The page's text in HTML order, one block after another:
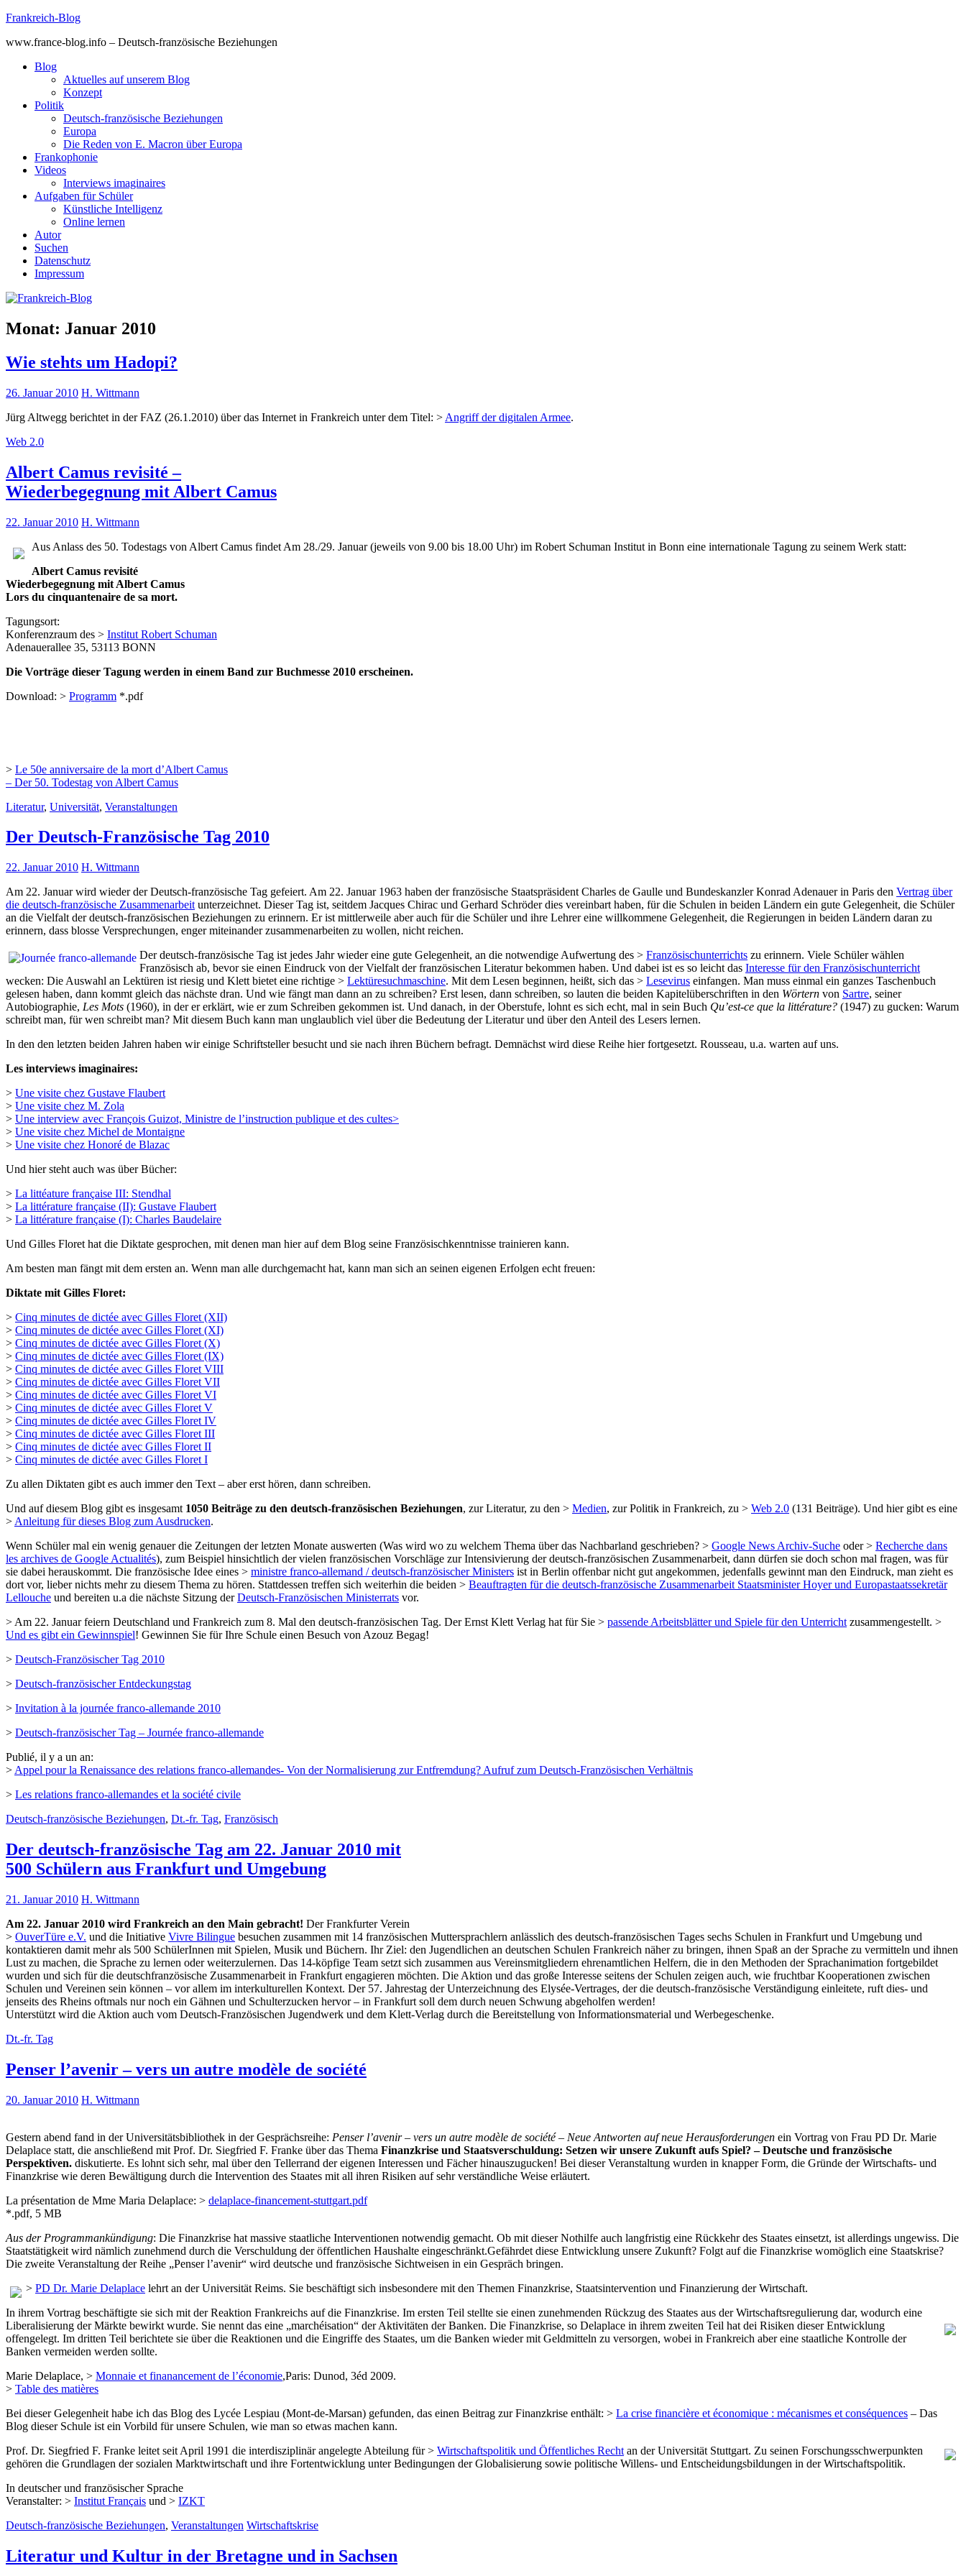
Skip
content
Frankreich-Blog
www.france-blog.info – Deutsch-französische Beziehungen
Blog
Aktuelles auf unserem Blog
Konzept
Politik
Deutsch-französische Beziehungen
Europa
Die Reden von E. Macron über Europa
Frankophonie
Videos
Interviews imaginaires
Aufgaben für Schüler
Künstliche Intelligenz
Online lernen
Autor
Suchen
Datenschutz
Impressum
Monat: Januar 2010
Wie stehts um Hadopi?
26. Januar 2010 H. Wittmann
Jürg Altwegg berichtet in der FAZ (26.1.2010) über das Internet in Frankreich unter dem Titel: > Angriff der digitalen Armee.
Web 2.0
Albert Camus revisité –
Wiederbegegnung mit Albert Camus
22. Januar 2010 H. Wittmann
Aus Anlass des 50. Todestags von Albert Camus findet Am 28./29. Januar (jeweils von 9.00 bis 18.00 Uhr) im Robert Schuman Institut in Bonn eine internationale Tagung zu seinem Werk statt:
Albert Camus revisité
Wiederbegegnung mit Albert Camus
Lors du cinquantenaire de sa mort.
Tagungsort:
Konferenzraum des > Institut Robert Schuman
Adenauerallee 35, 53113 BONN
Die Vorträge dieser Tagung werden in einem Band zur Buchmesse 2010 erscheinen.
Download: > Programm *.pdf
> Le 50e anniversaire de la mort d’Albert Camus
– Der 50. Todestag von Albert Camus
Literatur, Universität, Veranstaltungen
Der Deutsch-Französische Tag 2010
22. Januar 2010 H. Wittmann
Am 22. Januar wird wieder der Deutsch-französische Tag gefeiert. Am 22. Januar 1963 haben der französische Staatspräsident Charles de Gaulle und Bundeskanzler Konrad Adenauer in Paris den Vertrag über
die deutsch-französische Zusammenarbeit unterzeichnet. Dieser Tag ist, seitdem Jacques Chirac und Gerhard Schröder dies vereinbart haben, für die Schulen in beiden Ländern ein gute Gelegenheit, die Schüler
an die Vielfalt der deutsch-französischen Beziehungen zu erinnern. Er ist mittlerweile aber auch für die Schüler und ihre Lehrer eine willkommene Gelegenheit, die Regierungen in beiden Ländern daran zu
erinnern, dass blosse Versprechungen, enger miteinander zusammenarbeiten zu wollen, nicht reichen.
Der deutsch-französische Tag ist jedes Jahr wieder eine gute Gelegenheit, an die notwendige Aufwertung des > Französischunterrichts zu erinnern. Viele Schüler wählen
Französisch ab, bevor sie einen Eindruck von der Vielfalt der französischen Literatur bekommen haben. Und dabei ist es so leicht das Interesse für den Französischunterricht
wecken: Die Auswahl an Lektüren ist riesig und Klett bietet eine richtige > Lektüresuchmaschine. Mit dem Lesen beginnen, heißt, sich das > Lesevirus einfangen. Man muss einmal ein ganzes Taschenbuch
gelesen haben, dann kommt gleich das nächste dran. Und wie fängt man dann an zu schreiben? Erst lesen, dann schreiben, so lauten die beiden Kapitelüberschriften in den Wörtern von Sartre, seiner
Autobiographie, Les Mots (1960), in der er erklärt, wie er zum Schreiben gekommen ist. Und danach, in der Oberstufe, lohnt es sich echt, mal in sein Buch Qu’est-ce que la littérature? (1947) zu gucken: Warum
schreibt man, für wen schreibt man? Mit diesem Buch kann man unglaublich viel über die Bedeutung der Literatur und über den Anteil des Lesers lernen.
In den den letzten beiden Jahren haben wir einige Schriftsteller besucht und sie nach ihren Büchern befragt. Demnächst wird diese Reihe hier fortgesetzt. Rousseau, u.a. warten auf uns.
Les interviews imaginaires:
> Une visite chez Gustave Flaubert
> Une visite chez M. Zola
> Une interview avec François Guizot, Ministre de l’instruction publique et des cultes>
> Une visite chez Michel de Montaigne
> Une visite chez Honoré de Blazac
Und hier steht auch was über Bücher:
> La littéature française III: Stendhal
> La littérature française (II): Gustave Flaubert
> La littérature française (I): Charles Baudelaire
Und Gilles Floret hat die Diktate gesprochen, mit denen man hier auf dem Blog seine Französischkenntnisse trainieren kann.
Am besten man fängt mit dem ersten an. Wenn man alle durchgemacht hat, kann man sich an seinen eigenen Erfolgen echt freuen:
Diktate mit Gilles Floret:
> Cinq minutes de dictée avec Gilles Floret (XII)
> Cinq minutes de dictée avec Gilles Floret (XI)
> Cinq minutes de dictée avec Gilles Floret (X)
> Cinq minutes de dictée avec Gilles Floret (IX)
> Cinq minutes de dictée avec Gilles Floret VIII
> Cinq minutes de dictée avec Gilles Floret VII
> Cinq minutes de dictée avec Gilles Floret VI
> Cinq minutes de dictée avec Gilles Floret V
> Cinq minutes de dictée avec Gilles Floret IV
> Cinq minutes de dictée avec Gilles Floret III
> Cinq minutes de dictée avec Gilles Floret II
> Cinq minutes de dictée avec Gilles Floret I
Zu allen Diktaten gibt es auch immer den Text – aber erst hören, dann schreiben.
Und auf diesem Blog gibt es insgesamt 1050 Beiträge zu den deutsch-französischen Beziehungen, zur Literatur, zu den > Medien, zur Politik in Frankreich, zu > Web 2.0 (131 Beiträge). Und hier gibt es eine
> Anleitung für dieses Blog zum Ausdrucken.
Wenn Schüler mal ein wenig genauer die Zeitungen der letzten Monate auswerten (Was wird wo zu welchem Thema über das Nachbarland geschrieben? > Google News Archiv-Suche oder > Recherche dans
les archives de Google Actualités), zum Beispiel hinsichtlich der vielen französischen Vorschläge zur Intensivierung der deutsch-französischen Zusammenarbeit, dann dürfen sie doch schon mal fragen, was für
sie dabei herauskommt. Die französische Idee eines > ministre franco-allemand / deutsch-französischer Ministers ist in Berlin offenbar nicht gut angekommen, jedenfalls gewinnt man den Eindruck, man zieht es
dort vor, lieber nichts mehr zu diesem Thema zu hören. Stattdessen treffen sich weiterhin die beiden > Beauftragten für die deutsch-französische Zusammenarbeit Staatsminister Hoyer und Europastaatssekretär
Lellouche und bereiten u.a die nächste Sitzung derDeutsch-Französischen Ministerrats vor.
> Am 22. Januar feiern Deutschland und Frankreich zum 8. Mal den deutsch-französischen Tag. Der Ernst Klett Verlag hat für Sie > passende Arbeitsblätter und Spiele für den Unterricht zusammengestellt. >
Und es gibt ein Gewinnspiel! Gewinnen Sie für Ihre Schule einen Besuch von Azouz Begag!
> Deutsch-Französischer Tag 2010
> Deutsch-französischer Entdeckungstag
> Invitation à la journée franco-allemande 2010
> Deutsch-französischer Tag – Journée franco-allemande
Publié, il y a un an:
> Appel pour la Renaissance des relations franco-allemandes- Von der Normalisierung zur Entfremdung? Aufruf zum Deutsch-Französischen Verhältnis
> Les relations franco-allemandes et la société civile
Deutsch-französische Beziehungen, Dt.-fr. Tag, Französisch
Der deutsch-französische Tag am 22. Januar 2010 mit
500 Schülern aus Frankfurt und Umgebung
21. Januar 2010 H. Wittmann
Am 22. Januar 2010 wird Frankreich an den Main gebracht! Der Frankfurter Verein
> OuverTüre e.V. und die Initiative Vivre Bilingue besuchen zusammen mit 14 französischen Muttersprachlern anlässlich des deutsch-französischen Tages sechs Schulen in Frankfurt und Umgebung und
kontaktieren damit mehr als 500 SchülerInnen mit Spielen, Musik und Büchern. Ihr Ziel: den Jugendlichen an deutschen Schulen Frankreich näher zu bringen, ihnen Spaß an der Sprache zu vermitteln und ihnen
Lust zu machen, die Sprache zu lernen oder weiterzulernen. Das 14-köpfige Team setzt sich zusammen aus Vereinsmitgliedern ehrenamtlichen Helfern, die in den Methoden der Sprachanimation fortgebildet
wurden und sich für die deutschfranzösische Zusammenarbeit in Frankfurt engagieren möchten. Die Aktion und das große Interesse seitens der Schulen zeigen auch, wie fruchtbar Kooperationen zwischen
Schulen und Vereinen sein können – vor allem im interkulturellen Kontext. Der 57. Jahrestag der Unterzeichnung des Elysée-Vertrages, der die deutsch-französische Verständigung einleitete, ruft dies- und
jenseits des Rheins oftmals nur noch ein Gähnen und Schulterzucken hervor – in Frankfurt soll dem durch neuen Schwung abgeholfen werden!
Unterstützt wird die Aktion auch vom Deutsch-Französischen Jugendwerk und dem Klett-Verlag durch die Bereitstellung von Informationsmaterial und Werbegeschenke.
Dt.-fr. Tag
Penser l’avenir – vers un autre modèle de société
20. Januar 2010 H. Wittmann
Gestern abend fand in der Universitätsbibliothek in der Gesprächsreihe: Penser l’avenir – vers un autre modèle de société – Neue Antworten auf neue Herausforderungen ein Vortrag von Frau PD Dr. Marie
Delaplace statt, die anschließend mit Prof. Dr. Siegfried F. Franke über das Thema Finanzkrise und Staatsverschuldung: Setzen wir unsere Zukunft aufs Spiel? – Deutsche und französische
Perspektiven. diskutierte. Es lohnt sich sehr, mal über den Tellerrand der eigenen Interessen und Fächer hinauszugucken! Bei dieser Veranstaltung wurden in knapper Form, die Gründe der Wirtschafts- und
Finanzkrise wie deren Bewältigung durch die Intervention des Staates mit all ihren Risiken auf sehr verständliche Weise erläutert.
La présentation de Mme Maria Delaplace: > delaplace-financement-stuttgart.pdf
*.pdf, 5 MB
Aus der Programmankündigung: Die Finanzkrise hat massive staatliche Interventionen notwendig gemacht. Ob mit dieser Nothilfe auch langfristig eine Rückkehr des Staates einsetzt, ist allerdings ungewiss. Die
Staatstätigkeit wird nämlich zunehmend durch die Verschuldung der öffentlichen Haushalte eingeschränkt.Gefährdet diese Entwicklung unsere Zukunft? Folgt auf die Finanzkrise womöglich eine Staatskrise?
Die zweite Veranstaltung der Reihe „Penser l’avenir“ wird deutsche und französische Sichtweisen in ein Gespräch bringen.
> PD Dr. Marie Delaplace lehrt an der Universität Reims. Sie beschäftigt sich insbesondere mit den Themen Finanzkrise, Staatsintervention und Finanzierung der Wirtschaft.
In ihrem Vortrag beschäftigte sie sich mit der Reaktion Frankreichs auf die Finanzkrise. Im ersten Teil stellte sie einen zunehmenden Rückzug des Staates aus der Wirtschaftsregulierung dar, wodurch eine
Liberalisierung der Märkte bewirkt wurde. Sie nennt das eine „marchéisation“ der Aktivitäten der Banken. Die Finanzkrise, so Delaplace in ihrem zweiten Teil hat dei Risiken dieser Entwicklung
offengelegt. Im dritten Teil berichtete sie über die Reaktionen und die Eingriffe des Staates, um die Banken wieder mit Geldmitteln zu versorgen, wobei in Frankreich aber eine staatliche Kontrolle der
Banken vermeiden werden sollte.
Marie Delaplace, > Monnaie et finanancement de l’économie,Paris: Dunod, 3éd 2009.
> Table des matières
Bei dieser Gelegenheit habe ich das Blog des Lycée Lespiau (Mont-de-Marsan) gefunden, das einen Beitrag zur Finanzkrise enthält: > La crise financière et économique : mécanismes et conséquences – Das
Blog dieser Schule ist ein Vorbild für unsere Schulen, wie man so etwas machen kann.
Prof. Dr. Siegfried F. Franke leitet seit April 1991 die interdisziplinär angelegte Abteilung für > Wirtschaftspolitik und Öffentliches Recht an der Universität Stuttgart. Zu seinen Forschungsschwerpunkten
gehören die Grundlagen der sozialen Marktwirtschaft und ihre Fortentwicklung unter Bedingungen der Globalisierung sowie politische Willens- und Entscheidungsbildungen in der Wirtschaftspolitik.
In deutscher und französischer Sprache
Veranstalter: > Institut Français und > IZKT
Deutsch-französische Beziehungen, Veranstaltungen Wirtschaftskrise
Literatur und Kultur in der Bretagne und in Sachsen